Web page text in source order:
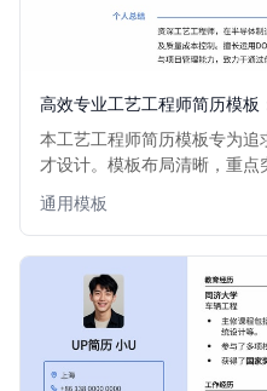
高效专业工艺工程师简历模
本工艺工程师简历模板专为追
才设计。模板布局清晰，重点
汽车等制造业的工艺工程师、
位，无论您是经验丰富的资
才，都能帮助您在众多求职
通用模板